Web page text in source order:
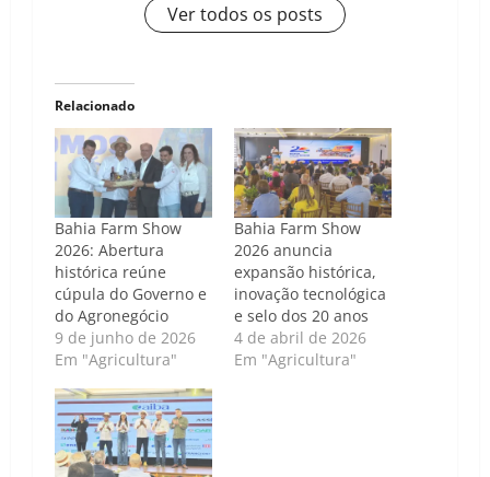
Ver todos os posts
Relacionado
Bahia Farm Show
2026: Abertura
histórica reúne
cúpula do Governo e
do Agronegócio
9 de junho de 2026
Em "Agricultura"
Bahia Farm Show
2026 anuncia
expansão histórica,
inovação tecnológica
e selo dos 20 anos
4 de abril de 2026
Em "Agricultura"